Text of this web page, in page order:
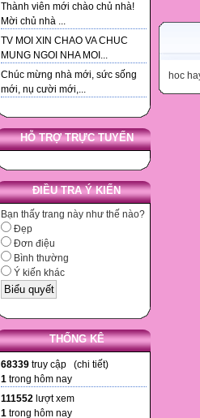
Thành viên mới chào chủ nhà!
Mời chủ nhà ...
TV MOI XIN CHAO VA CHUC
MUNG NGOI NHA MOI...
Chúc mừng nhà mới, sức sống
mới, nụ cười mới,...
HỖ TRỢ TRỰC TUYẾN
ĐIỀU TRA Ý KIẾN
Bạn thấy trang này như thế nào?
Đẹp
Đơn điệu
Bình thường
Ý kiến khác
THỐNG KÊ
68339 truy cập (chi tiết)
1 trong hôm nay
111552 lượt xem
1 trong hôm nay
Hai
Gọi
Trong
Đội B
hoc